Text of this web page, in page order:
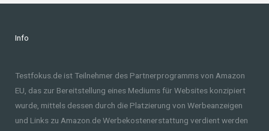
Info
Testfokus.de ist Teilnehmer des Partnerprogramms von Amazon
EU, das zur Bereitstellung eines Mediums für Websites konzipiert
wurde, mittels dessen durch die Platzierung von Werbeanzeigen
und Links zu Amazon.de Werbekostenerstattung verdient werden